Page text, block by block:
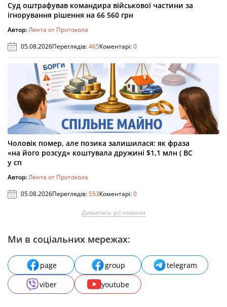
Суд оштрафував командира військової частини за
ігнорування рішення на 66 560 грн
Автор:Лента от Протокола
05.08.2026Переглядів:465Коментарі:0
Чоловік помер, але позика залишилася: як фраза
«на його розсуд» коштувала дружині $1,1 млн ( ВС
у сп
Автор:Лента от Протокола
05.08.2026Переглядів:553Коментарі:0
Дивитись усі новини
Ми в соціальних мережах:
page group
telegram
viber
youtube